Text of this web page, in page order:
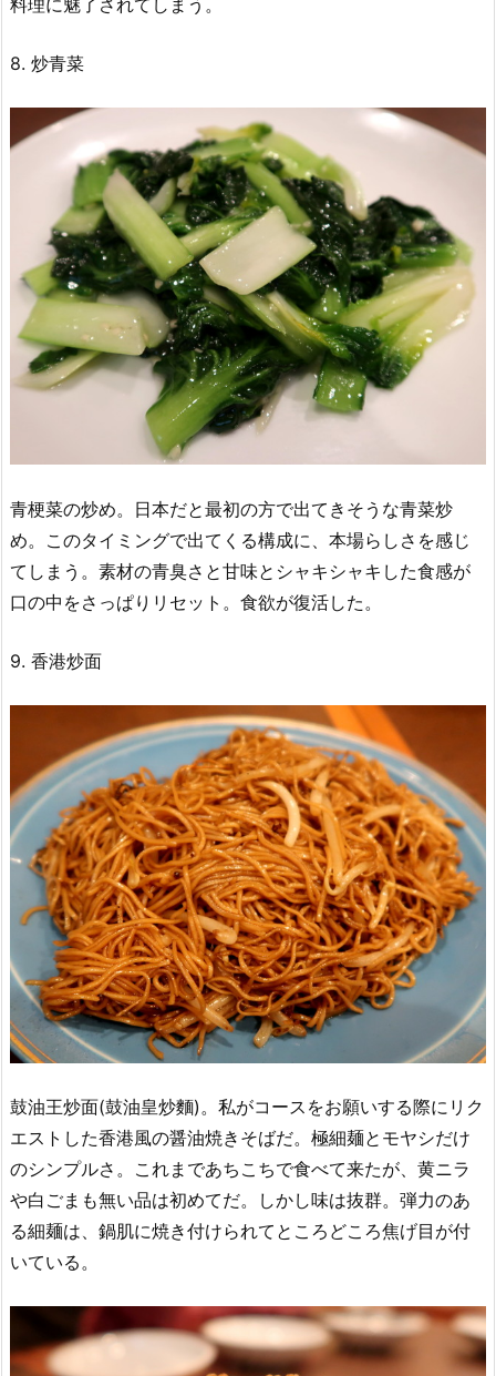
8. 炒青菜
青梗菜の炒め。日本だと最初の方で出てきそうな青菜炒
め。このタイミングで出てくる構成に、本場らしさを感じ
てしまう。素材の青臭さと甘味とシャキシャキした食感が
口の中をさっぱりリセット。食欲が復活した。
9. 香港炒面
鼓油王炒面(鼓油皇炒麵)。私がコースをお願いする際にリク
エストした香港風の醤油焼きそばだ。極細麺とモヤシだけ
のシンプルさ。これまであちこちで食べて来たが、黄ニラ
や白ごまも無い品は初めてだ。しかし味は抜群。弾力のあ
る細麺は、鍋肌に焼き付けられてところどころ焦げ目が付
いている。